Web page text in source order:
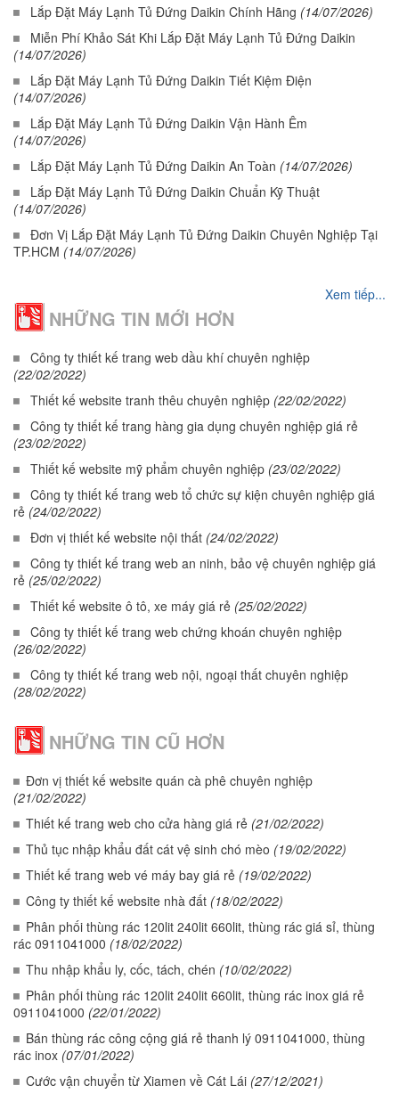
Lắp Đặt Máy Lạnh Tủ Đứng Daikin Chính Hãng (14/07/2026)
Miễn Phí Khảo Sát Khi Lắp Đặt Máy Lạnh Tủ Đứng Daikin
(14/07/2026)
Lắp Đặt Máy Lạnh Tủ Đứng Daikin Tiết Kiệm Điện
(14/07/2026)
Lắp Đặt Máy Lạnh Tủ Đứng Daikin Vận Hành Êm
(14/07/2026)
Lắp Đặt Máy Lạnh Tủ Đứng Daikin An Toàn (14/07/2026)
Lắp Đặt Máy Lạnh Tủ Đứng Daikin Chuẩn Kỹ Thuật
(14/07/2026)
Đơn Vị Lắp Đặt Máy Lạnh Tủ Đứng Daikin Chuyên Nghiệp Tại
TP.HCM (14/07/2026)
Xem tiếp...
NHỮNG TIN MỚI HƠN
Công ty thiết kế trang web dầu khí chuyên nghiệp
(22/02/2022)
Thiết kế website tranh thêu chuyên nghiệp (22/02/2022)
Công ty thiết kế trang hàng gia dụng chuyên nghiệp giá rẻ
(23/02/2022)
Thiết kế website mỹ phẩm chuyên nghiệp (23/02/2022)
Công ty thiết kế trang web tổ chức sự kiện chuyên nghiệp giá
rẻ (24/02/2022)
Đơn vị thiết kế website nội thất (24/02/2022)
Công ty thiết kế trang web an ninh, bảo vệ chuyên nghiệp giá
rẻ (25/02/2022)
Thiết kế website ô tô, xe máy giá rẻ (25/02/2022)
Công ty thiết kế trang web chứng khoán chuyên nghiệp
(26/02/2022)
Công ty thiết kế trang web nội, ngoại thất chuyên nghiệp
(28/02/2022)
NHỮNG TIN CŨ HƠN
Đơn vị thiết kế website quán cà phê chuyên nghiệp
(21/02/2022)
Thiết kế trang web cho cửa hàng giá rẻ (21/02/2022)
Thủ tục nhập khẩu đất cát vệ sinh chó mèo (19/02/2022)
Thiết kế trang web vé máy bay giá rẻ (19/02/2022)
Công ty thiết kế website nhà đất (18/02/2022)
Phân phối thùng rác 120lit 240lit 660lit, thùng rác giá sỉ, thùng
rác 0911041000 (18/02/2022)
Thu nhập khẩu ly, cốc, tách, chén (10/02/2022)
Phân phối thùng rác 120lit 240lit 660lit, thùng rác inox giá rẻ
0911041000 (22/01/2022)
Bán thùng rác công cộng giá rẻ thanh lý 0911041000, thùng
rác inox (07/01/2022)
Cước vận chuyển từ Xiamen về Cát Lái (27/12/2021)